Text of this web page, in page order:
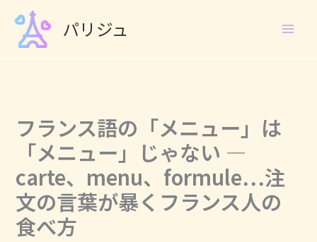
content
パリジュ
フランス語の「メニュー」は
「メニュー」じゃない ―
carte、menu、formule…注
文の言葉が暴くフランス人の
食べ方